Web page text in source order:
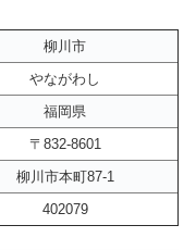
柳川市
やながわし
福岡県
〒832-8601
柳川市本町87-1
402079